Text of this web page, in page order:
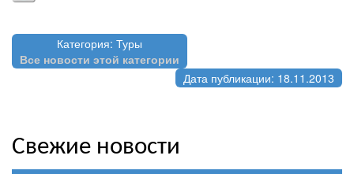
Категория: Туры
Все новости этой категории
Дата публикации: 18.11.2013
Свежие новости